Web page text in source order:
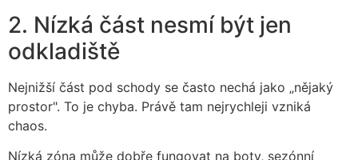
2. Nízká část nesmí být jen
odkladiště
Nejnižší část pod schody se často nechá jako „nějaký
prostor". To je chyba. Právě tam nejrychleji vzniká
chaos.
Nízká zóna může dobře fungovat na boty, sezónní